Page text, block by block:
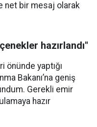
net bir mesaj olarak
hazırlandı"
önünde yaptığı
Bakanı’na geniş
Gerekli emir
hazır